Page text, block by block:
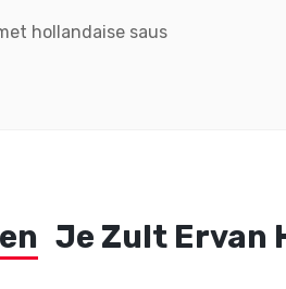
hollandaise saus
Je Zult Ervan